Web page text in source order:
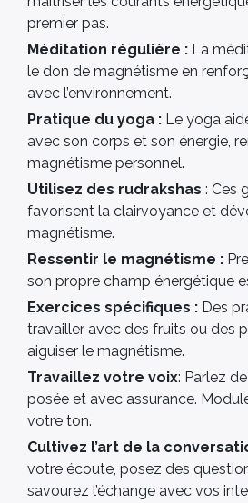
premier pas.
Méditation régulière : La
le don de magnétisme en
avec l’environnement.
Pratique du yoga : Le yoga
avec son corps et son énergie,
magnétisme personnel.
Utilisez des rudrakshas : Ces
favorisent la clairvoyance et
magnétisme.
Ressentir le magnétisme :
son propre champ énergétique
Exercices spécifiques : Des
travailler avec des fruits ou des
aiguiser le magnétisme.
Travaillez votre voix: Parlez
posée et avec assurance.
votre ton.
Cultivez l’art de la
votre écoute, posez des
savourez l’échange avec vos